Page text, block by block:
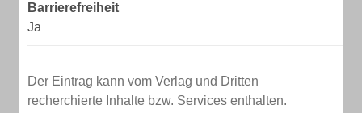
Barrierefreiheit
Ja
Der Eintrag kann vom Verlag und Dritten
recherchierte Inhalte bzw. Services enthalten.